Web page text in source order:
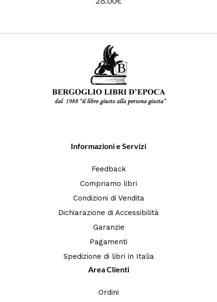
Informazioni e Servizi
Feedback
Compriamo libri
Condizioni di Vendita
Dichiarazione di Accessibilità
Garanzie
Pagamenti
Spedizione di libri in Italia
Area Clienti
Ordini